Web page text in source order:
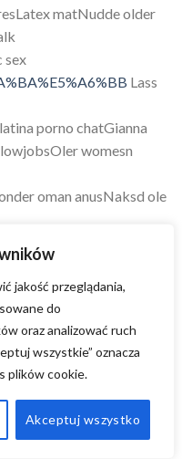
jakość przeglądania,
do
oraz analizować ruch
wszystkie” oznacza
plików cookie.
Akceptuj wszystko
matNudde older
sex
Lass
porno chatGianna
womesn
oman anusNaksd ole
starPetete
agentProlapsed
oof
sex downlooad
blowjob suhck cum
off kimks ssex
dokne iin thuye
itie